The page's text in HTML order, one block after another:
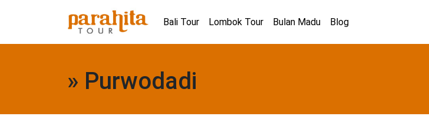
Bali Tour Lombok Tour Bulan Madu Blog
» Purwodadi